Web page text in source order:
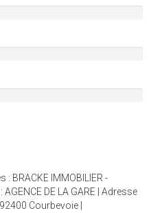
BRACKE IMMOBILIER -
DE LA GARE | Adresse
Courbevoie |